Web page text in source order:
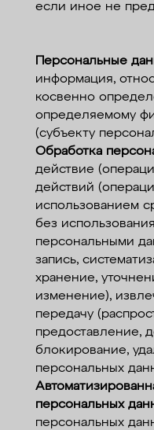
если иное не
Персональные
информация,
косвенно
определяемому
(субъекту
Обработка
действие
действий
использованием
без
персональными
запись,
хранение,
изменение),
передачу
предоставление,
блокирование,
персональных
персональных
персональных